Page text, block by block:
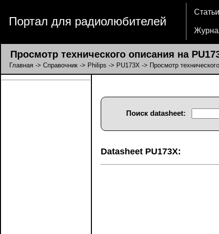
Портал для радиолюбителей
Статьи
Просмотр технического описания на
Главная -> Справочник -> Philips -> PU173X -> Просмотр
Поиск datasheet:
Datasheet PU173X: